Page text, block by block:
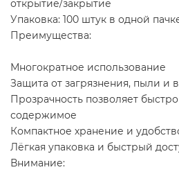
открытие/закрытие
Упаковка: 100 штук в одной
Преимущества:
Многократное использование
Защита от загрязнения, пыли и
Прозрачность позволяет
содержимое
Компактное хранение и
Лёгкая упаковка и быстрый
Внимание: